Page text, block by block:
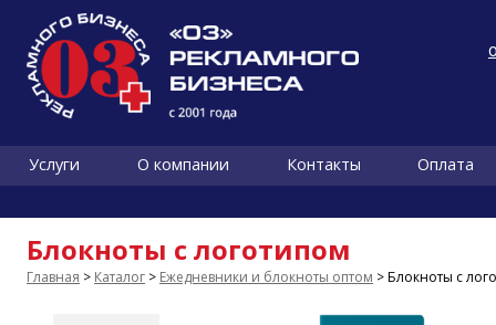
Услуги О компании Контакты Оплата
Блокноты с логотипом
Главная > Каталог > Ежедневники и блокноты оптом > Блокноты с